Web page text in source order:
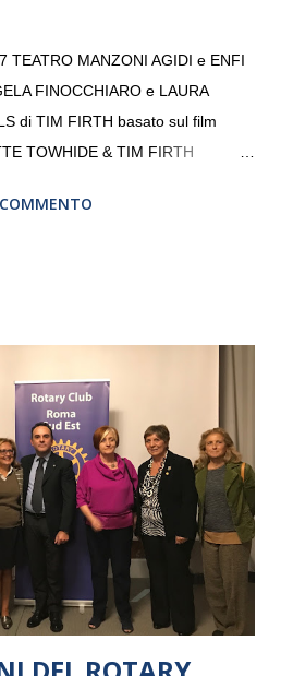
TEATRO MANZONI AGIDI e ENFI
FINOCCHIARO e LAURA
di TIM FIRTH basato sul film
TOWHIDE & TIM FIRTH